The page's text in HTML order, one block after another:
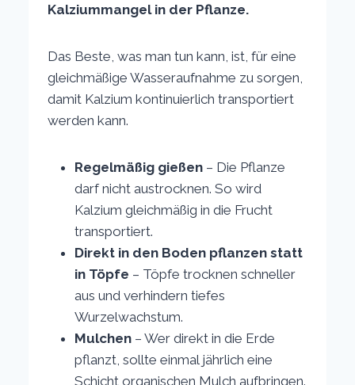
Kalziummangel in der Pflanze.
Das Beste, was man tun kann, ist, für eine
gleichmäßige Wasseraufnahme zu sorgen,
damit Kalzium kontinuierlich transportiert
werden kann.
Regelmäßig gießen – Die Pflanze
darf nicht austrocknen. So wird
Kalzium gleichmäßig in die Frucht
transportiert.
Direkt in den Boden pflanzen statt
in Töpfe – Töpfe trocknen schneller
aus und verhindern tiefes
Wurzelwachstum.
Mulchen – Wer direkt in die Erde
pflanzt, sollte einmal jährlich eine
Schicht organischen Mulch aufbringen.